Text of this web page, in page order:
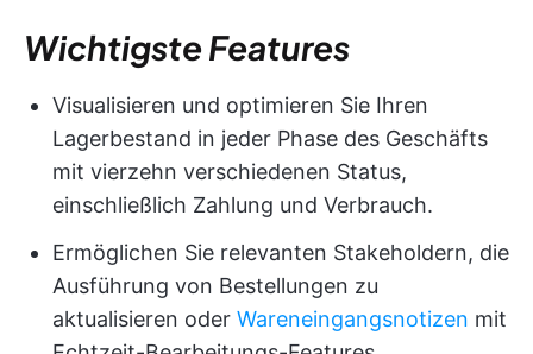
Wichtigste Features
Visualisieren und optimieren Sie Ihren
Lagerbestand in jeder Phase des Geschäfts
mit vierzehn verschiedenen Status,
einschließlich Zahlung und Verbrauch.
Ermöglichen Sie relevanten Stakeholdern, die
Ausführung von Bestellungen zu
aktualisieren oder Wareneingangsnotizen mit